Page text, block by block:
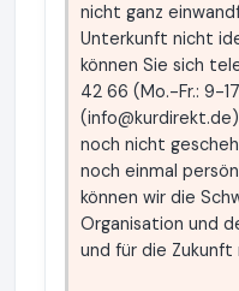
nicht ganz
Unterkunft nicht
können Sie sich
42 66 (Mo.-Fr.: 9-
(info@kurdirekt.de
noch nicht
noch einmal
können wir die
Organisation und
und für die